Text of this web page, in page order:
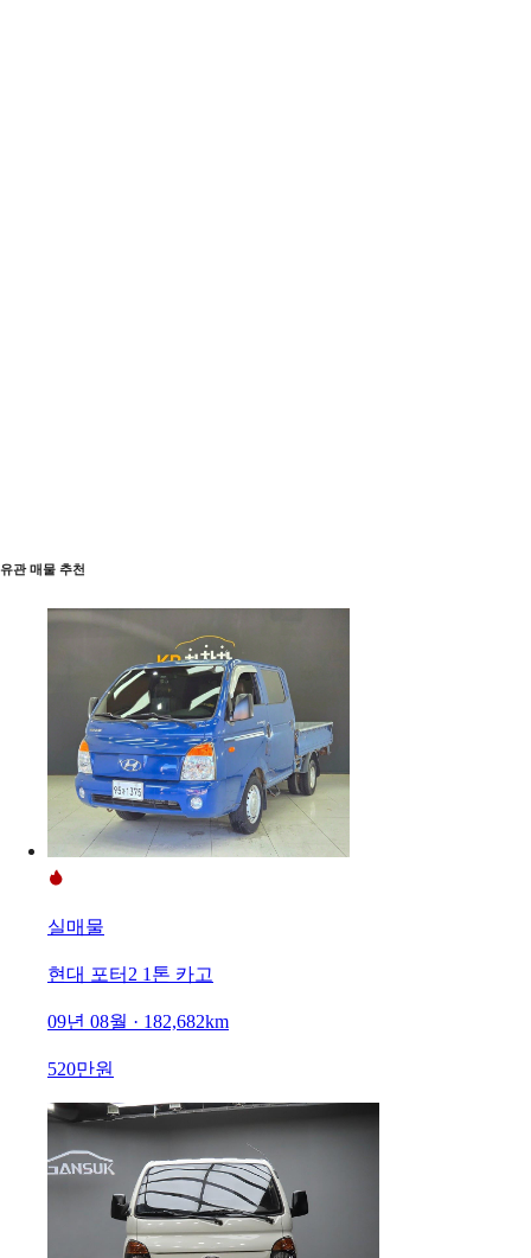
유관 매물 추천
실매물
현대 포터2 1톤 카고
09년 08월 · 182,682km
520만원